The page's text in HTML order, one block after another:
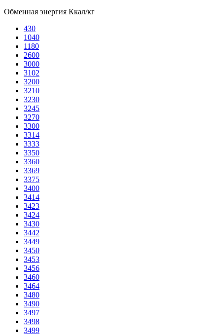
Обменная энергия Ккал/кг
430
1040
1180
2600
3000
3102
3200
3210
3230
3245
3270
3300
3314
3333
3350
3360
3369
3375
3400
3414
3423
3424
3430
3442
3449
3450
3453
3456
3460
3464
3480
3490
3497
3498
3499